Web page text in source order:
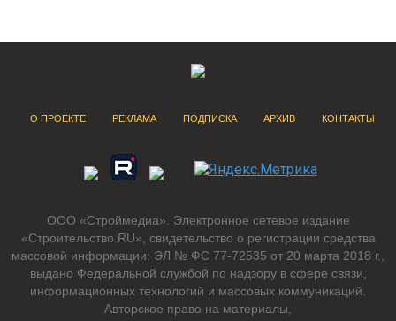
О ПРОЕКТЕ РЕКЛАМА ПОДПИСКА АРХИВ КОНТАКТЫ
ООО «Строймедиа». Электронное сетевое издание
«Строительство.RU», свидетельство о регистрации средства
массовой информации: ЭЛ № ФС 77-72535 от 20 марта 2018 г.,
выдано Федеральной службой по надзору в сфере связи,
информационных технологий и массовых коммуникаций.
Авторское право на материалы,